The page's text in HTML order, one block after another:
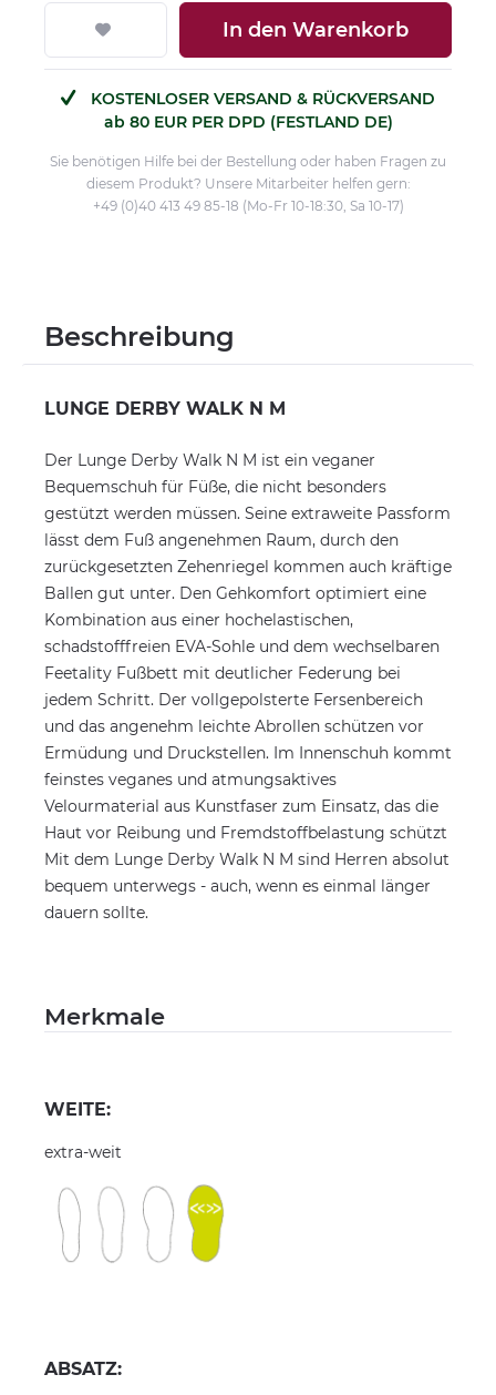
In den Warenkorb
KOSTENLOSER VERSAND & RÜCKVERSAND
ab 80 EUR PER DPD (FESTLAND DE)
Sie benötigen Hilfe bei der Bestellung oder haben Fragen zu
diesem Produkt? Unsere Mitarbeiter helfen gern:
+49 (0)40 413 49 85-18 (Mo-Fr 10-18:30, Sa 10-17)
Beschreibung
LUNGE DERBY WALK N M
Der Lunge Derby Walk N M ist ein veganer
Bequemschuh für Füße, die nicht besonders
gestützt werden müssen. Seine extraweite Passform
lässt dem Fuß angenehmen Raum, durch den
zurückgesetzten Zehenriegel kommen auch kräftige
Ballen gut unter. Den Gehkomfort optimiert eine
Kombination aus einer hochelastischen,
schadstofffreien EVA-Sohle und dem wechselbaren
Feetality Fußbett mit deutlicher Federung bei
jedem Schritt. Der vollgepolsterte Fersenbereich
und das angenehm leichte Abrollen schützen vor
Ermüdung und Druckstellen. Im Innenschuh kommt
feinstes veganes und atmungsaktives
Velourmaterial aus Kunstfaser zum Einsatz, das die
Haut vor Reibung und Fremdstoffbelastung schützt
Mit dem Lunge Derby Walk N M sind Herren absolut
bequem unterwegs - auch, wenn es einmal länger
dauern sollte.
Merkmale
WEITE:
extra-weit
ABSATZ: